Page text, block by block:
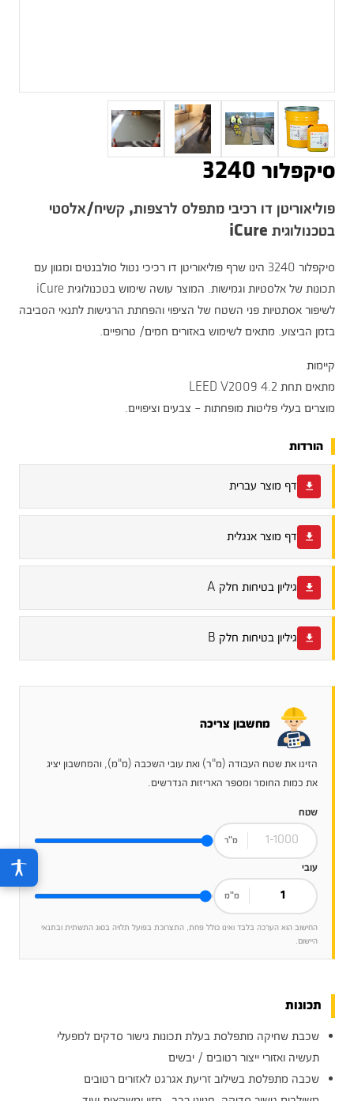
סיקפלור 3240
פוליאוריטן דו רכיבי מתפלס לרצפות, קשיח/אלסטי
בטכנולוגית iCure
סיקפלור 3240 הינו שרף פוליאוריטן דו רכיכי נטול סולבנטים ומגוון עם
תכונות של אלסטיות וגמישות. המוצר עושה שימוש בטכנולוגית iCure
לשיפור אסתטיות פני השטח של הציפוי והפחתת הרגישות לתנאי הסביבה
בזמן הביצוע. מתאים לשימוש באזורים חמים/ טרופיים.
קיימות
מתאים תחת LEED V2009 4.2
מוצרים בעלי פליטות מופחתות – צבעים וציפויים.
הורדות
דף מוצר עברית
דף מוצר אנגלית
גיליון בטיחות חלק A
גיליון בטיחות חלק B
מחשבון צריכה
הזינו את שטח העבודה (מ"ר) ואת עובי השכבה (מ"מ), והמחשבון יציג
את כמות החומר ומספר האריזות הנדרשים.
שטח
מ"ר
עובי
מ"מ
החישוב הוא הערכה בלבד ואינו כולל פחת, התצרוכת בפועל תלויה בסוג התשתית ובתנאי
היישום.
תכונות
שכבת שחיקה מתפלסת בעלת תכונות גישור סדקים למפעלי
תעשיה ואזורי ייצור רטובים / יבשים
שכבה מתפלסת בשילוב זריעת אגרגט לאזורים רטובים